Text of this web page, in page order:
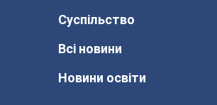
Суспільство
Всі новини
Новини освіти